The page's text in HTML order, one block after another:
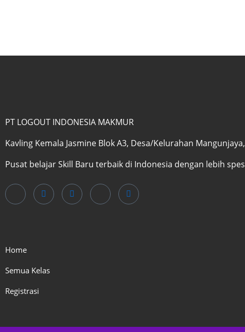
PT LOGOUT INDONESIA MAKMUR
Kavling Kemala Jasmine Blok A3, Desa/Kelurahan
Pusat belajar Skill Baru terbaik di Indonesia dengan lebih
Home
Semua Kelas
Registrasi